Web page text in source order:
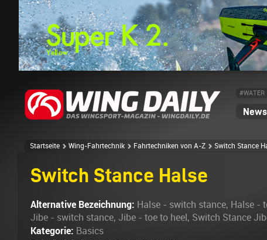
#WATER
Startseite Wing-Fahrtechnik Fahrtechniken von A-Z Switch Stance
Switch Stance Halse
Alternative Bezeichnung: Halse - switch stance, Halse -
Jibe - switch stance, Jibe - toe to heel, Switch Stance
Kategorie: Basics